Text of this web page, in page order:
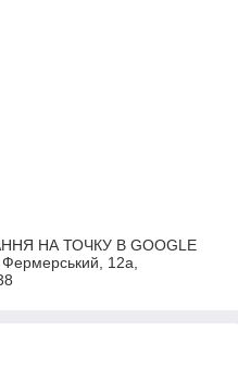
НА ТОЧКУ В GOOGLE
12а,